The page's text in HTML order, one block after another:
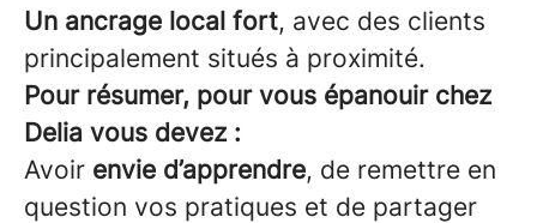
Un ancrage local fort, avec des clients
principalement situés à proximité.
Pour résumer, pour vous épanouir chez
Delia vous devez :
Avoir envie d’apprendre, de remettre en
question vos pratiques et de partager